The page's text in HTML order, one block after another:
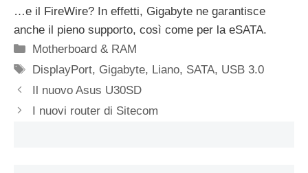
…e il FireWire? In effetti, Gigabyte ne garantisce
anche il pieno supporto, così come per la eSATA.
Categorie
Motherboard & RAM
Tag
DisplayPort, Gigabyte, Liano, SATA, USB 3.0
Il nuovo Asus U30SD
I nuovi router di Sitecom